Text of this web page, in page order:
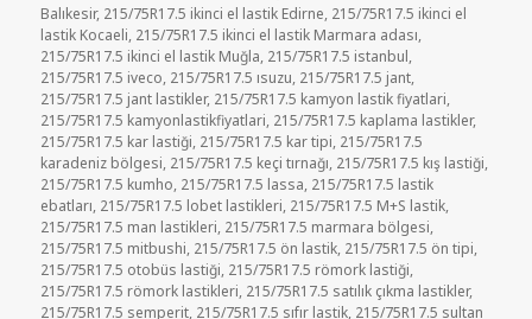
Balıkesir, 215/75R17.5 ikinci el lastik Edirne, 215/75R17.5 ikinci el
lastik Kocaeli, 215/75R17.5 ikinci el lastik Marmara adası,
215/75R17.5 ikinci el lastik Muğla, 215/75R17.5 istanbul,
215/75R17.5 iveco, 215/75R17.5 ısuzu, 215/75R17.5 jant,
215/75R17.5 jant lastikler, 215/75R17.5 kamyon lastik fiyatlari,
215/75R17.5 kamyonlastikfiyatlari, 215/75R17.5 kaplama lastikler,
215/75R17.5 kar lastiği, 215/75R17.5 kar tipi, 215/75R17.5
karadeniz bölgesi, 215/75R17.5 keçi tırnağı, 215/75R17.5 kış lastiği,
215/75R17.5 kumho, 215/75R17.5 lassa, 215/75R17.5 lastik
ebatları, 215/75R17.5 lobet lastikleri, 215/75R17.5 M+S lastik,
215/75R17.5 man lastikleri, 215/75R17.5 marmara bölgesi,
215/75R17.5 mitbushi, 215/75R17.5 ön lastik, 215/75R17.5 ön tipi,
215/75R17.5 otobüs lastiği, 215/75R17.5 römork lastiği,
215/75R17.5 römork lastikleri, 215/75R17.5 satılık çıkma lastikler,
215/75R17.5 semperit, 215/75R17.5 sıfır lastik, 215/75R17.5 sultan